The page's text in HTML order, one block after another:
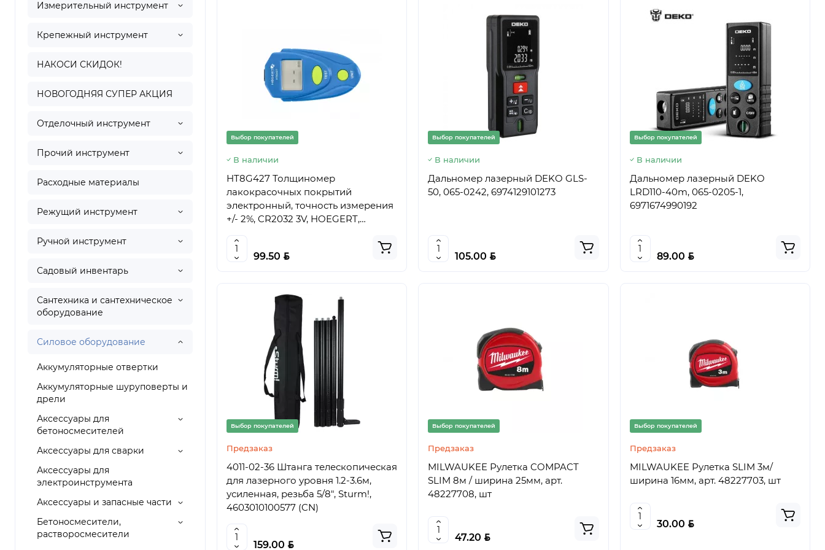
Измерительный инструмент
Крепежный инструмент
НАКОСИ СКИДОК!
НОВОГОДНЯЯ СУПЕР АКЦИЯ
Отделочный инструмент
Прочий инструмент
Расходные материалы
Режущий инструмент
Ручной инструмент
Садовый инвентарь
Сантехника и сантехническое
оборудование
Силовое оборудование
Аккумуляторные отвертки
Аккумуляторные шуруповерты и
дрели
Аксессуары для
бетоносмесителей
Аксессуары для сварки
Аксессуары для
электроинструмента
Аксессуары и запасные части
Бетоносмесители,
растворосмесители
Выбор покупателей
В наличии
HT8G427 Толщиномер
лакокрасочных покрытий
электронный, точность измерения
+/- 2%, CR2032 3V, HOEGERT,
99.50 BYN
Выбор покупателей
В наличии
Дальномер лазерный DEKO GLS-
50, 065-0242, 6974129101273
105.00 BYN
Выбор покупателей
В наличии
Дальномер лазерный DEKO
LRD110-40m, 065-0205-1,
6971674990192
89.00 BYN
Выбор покупателей
Предзаказ
4011-02-36 Штанга телескопическая
для лазерного уровня 1.2-3.6м,
усиленная, резьба 5/8", Sturm!,
4603010100577 (CN)
159.00 BYN
Выбор покупателей
Предзаказ
MILWAUKEE Рулетка COМPACT
SLIM 8м / ширина 25мм, арт.
48227708, шт
47.20 BYN
Выбор покупателей
Предзаказ
MILWAUKEE Рулетка SLIM 3м/
ширина 16мм, арт. 48227703, шт
30.00 BYN